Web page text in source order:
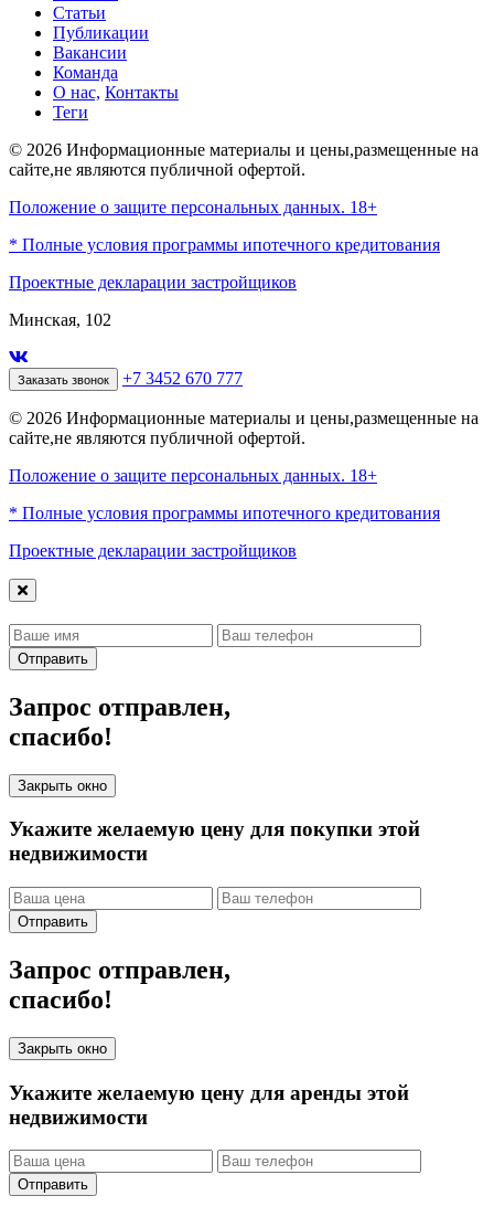
Статьи
Публикации
Вакансии
Команда
О нас, Контакты
Теги
© 2026 Информационные материалы и цены,размещенные на
сайте,не являются публичной офертой.
Положение о защите персональных данных. 18+
* Полные условия программы ипотечного кредитования
Проектные декларации застройщиков
Минская, 102
Заказать звонок +7 3452 670 777
© 2026 Информационные материалы и цены,размещенные на
сайте,не являются публичной офертой.
Положение о защите персональных данных. 18+
* Полные условия программы ипотечного кредитования
Проектные декларации застройщиков
Отправить
Запрос отправлен,
спасибо!
Закрыть окно
Укажите желаемую цену для покупки этой
недвижимости
Отправить
Запрос отправлен,
спасибо!
Закрыть окно
Укажите желаемую цену для аренды этой
недвижимости
Отправить